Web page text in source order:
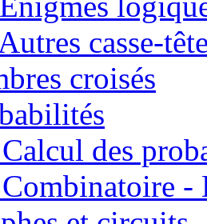
casse-
croisés
des
-